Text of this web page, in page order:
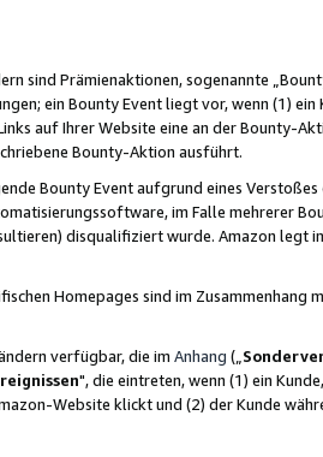
sind Prämienaktionen, sogenannte
ein Bounty Event liegt vor, wenn (1)
auf Ihrer Website eine an der Bounty-
Bounty-Aktion ausführt.
Bounty Event aufgrund eines
im Falle mehrerer
disqualifiziert wurde. Amazon legt
Homepages sind im Zusammenhang
verfügbar, die im Anhang („
", die eintreten, wenn (1) ein
Website klickt und (2) der Kunde